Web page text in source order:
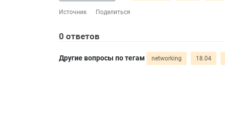
Источник Поделиться
0 ответов
Другие вопросы по тегам networking 18.04